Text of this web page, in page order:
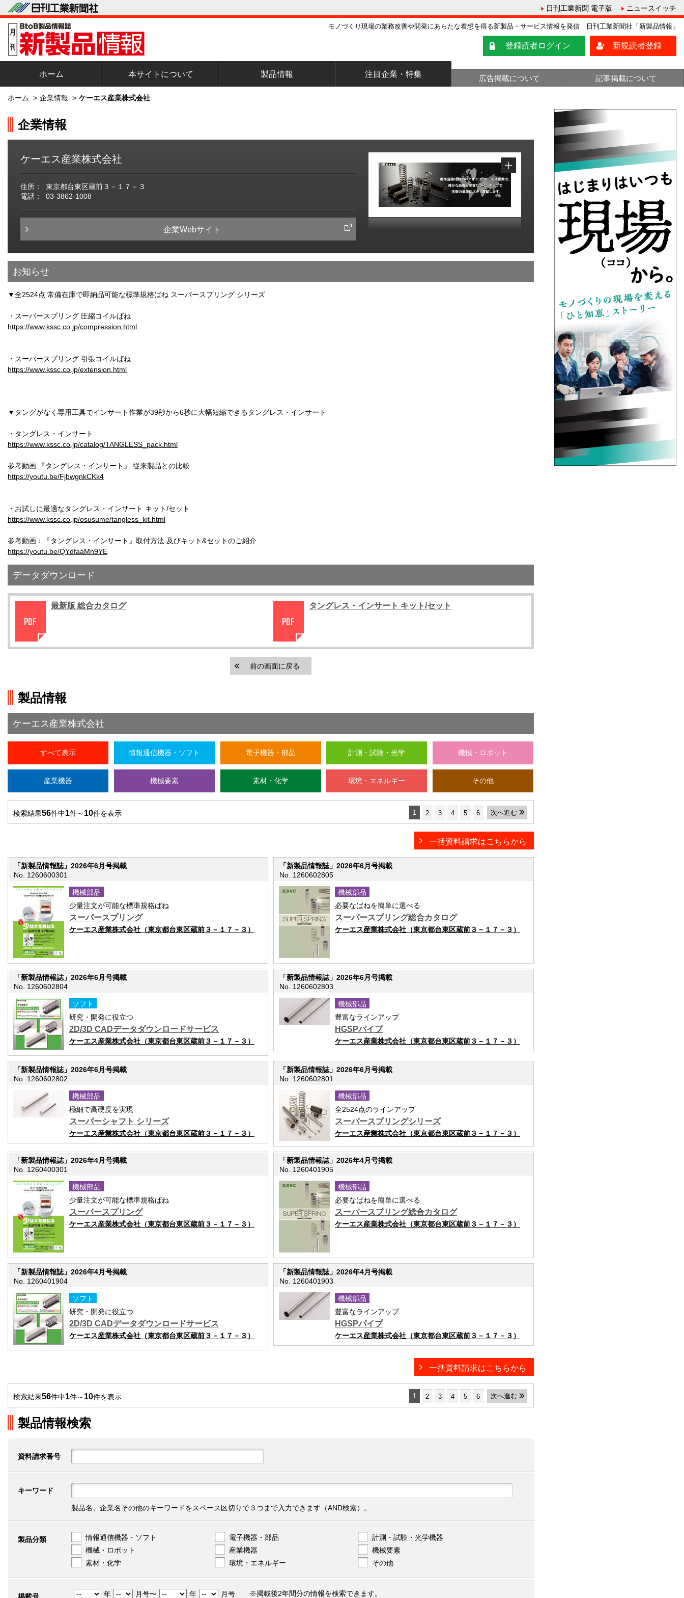
日刊工業新聞 電子版 ニュースイッチ
モノづくり現場の業務改善や開発にあらたな着想を得る新製品・サービス情報を発信｜日刊工業新聞社「新製品情報」
登録読者ログイン 新規読者登録
ホーム 本サイトについて 製品情報 注目企業・特集 広告掲載について 記事掲載について
ホーム > 企業情報 > ケーエス産業株式会社
企業情報
ケーエス産業株式会社
住所：
東京都台東区蔵前３－１７－３
電話：
03-3862-1008
企業Webサイト
お知らせ
▼全2524点 常備在庫で即納品可能な標準規格ばね スーパースプリング シリーズ
・スーパースプリング 圧縮コイルばね
https://www.kssc.co.jp/compression.html
・スーパースプリング 引張コイルばね
https://www.kssc.co.jp/extension.html
▼タングがなく専用工具でインサート作業が39秒から6秒に大幅短縮できるタングレス・インサート
・タングレス・インサート
https://www.kssc.co.jp/catalog/TANGLESS_pack.html
参考動画:『タングレス・インサート』 従来製品との比較
https://youtu.be/FjbwgnkCKk4
・お試しに最適なタングレス・インサート キット/セット
https://www.kssc.co.jp/osusume/tangless_kit.html
参考動画：『タングレス・インサート』取付方法 及びキット&セットのご紹介
https://youtu.be/QYdfaaMn9YE
データダウンロード
最新版 総合カタログ タングレス・インサート キット/セット
前の画面に戻る
製品情報
ケーエス産業株式会社
すべて表示 情報通信機器・ソフト 電子機器・部品 計測・試験・光学 機械・ロボット
産業機器 機械要素 素材・化学 環境・エネルギー その他
検索結果56件中1件～ 10件を表示 1 2 3 4 5 6 次へ進む
一括資料請求はこちらから
「新製品情報誌」2026年6月号掲載
No. 1260600301
機械部品
少量注文が可能な標準規格ばね
スーパースプリング
ケーエス産業株式会社（東京都台東区蔵前３－１７－３）
「新製品情報誌」2026年6月号掲載
No. 1260602805
機械部品
必要なばねを簡単に選べる
スーパースプリング総合カタログ
ケーエス産業株式会社（東京都台東区蔵前３－１７－３）
「新製品情報誌」2026年6月号掲載
No. 1260602804
ソフト
研究・開発に役立つ
2D/3D CADデータダウンロードサービス
ケーエス産業株式会社（東京都台東区蔵前３－１７－３）
「新製品情報誌」2026年6月号掲載
No. 1260602803
機械部品
豊富なラインアップ
HGSPパイプ
ケーエス産業株式会社（東京都台東区蔵前３－１７－３）
「新製品情報誌」2026年6月号掲載
No. 1260602802
機械部品
極細で高硬度を実現
スーパーシャフト シリーズ
ケーエス産業株式会社（東京都台東区蔵前３－１７－３）
「新製品情報誌」2026年6月号掲載
No. 1260602801
機械部品
全2524点のラインアップ
スーパースプリングシリーズ
ケーエス産業株式会社（東京都台東区蔵前３－１７－３）
「新製品情報誌」2026年4月号掲載
No. 1260400301
機械部品
少量注文が可能な標準規格ばね
スーパースプリング
ケーエス産業株式会社（東京都台東区蔵前３－１７－３）
「新製品情報誌」2026年4月号掲載
No. 1260401905
機械部品
必要なばねを簡単に選べる
スーパースプリング総合カタログ
ケーエス産業株式会社（東京都台東区蔵前３－１７－３）
「新製品情報誌」2026年4月号掲載
No. 1260401904
ソフト
研究・開発に役立つ
2D/3D CADデータダウンロードサービス
ケーエス産業株式会社（東京都台東区蔵前３－１７－３）
「新製品情報誌」2026年4月号掲載
No. 1260401903
機械部品
豊富なラインアップ
HGSPパイプ
ケーエス産業株式会社（東京都台東区蔵前３－１７－３）
一括資料請求はこちらから
検索結果56件中1件～ 10件を表示 1 2 3 4 5 6 次へ進む
製品情報検索
資料請求番号
キーワード
製品名、企業名その他のキーワードをスペース区切りで３つまで入力できます（AND検索）。
製品分類 情報通信機器・ソフト 電子機器・部品
計測・試験・光学機器
機械・ロボット
産業機器
機械要素
素材・化学
環境・エネルギー その他
年 月号〜 年 月号 ※掲載後2年間分の情報を検索できます。